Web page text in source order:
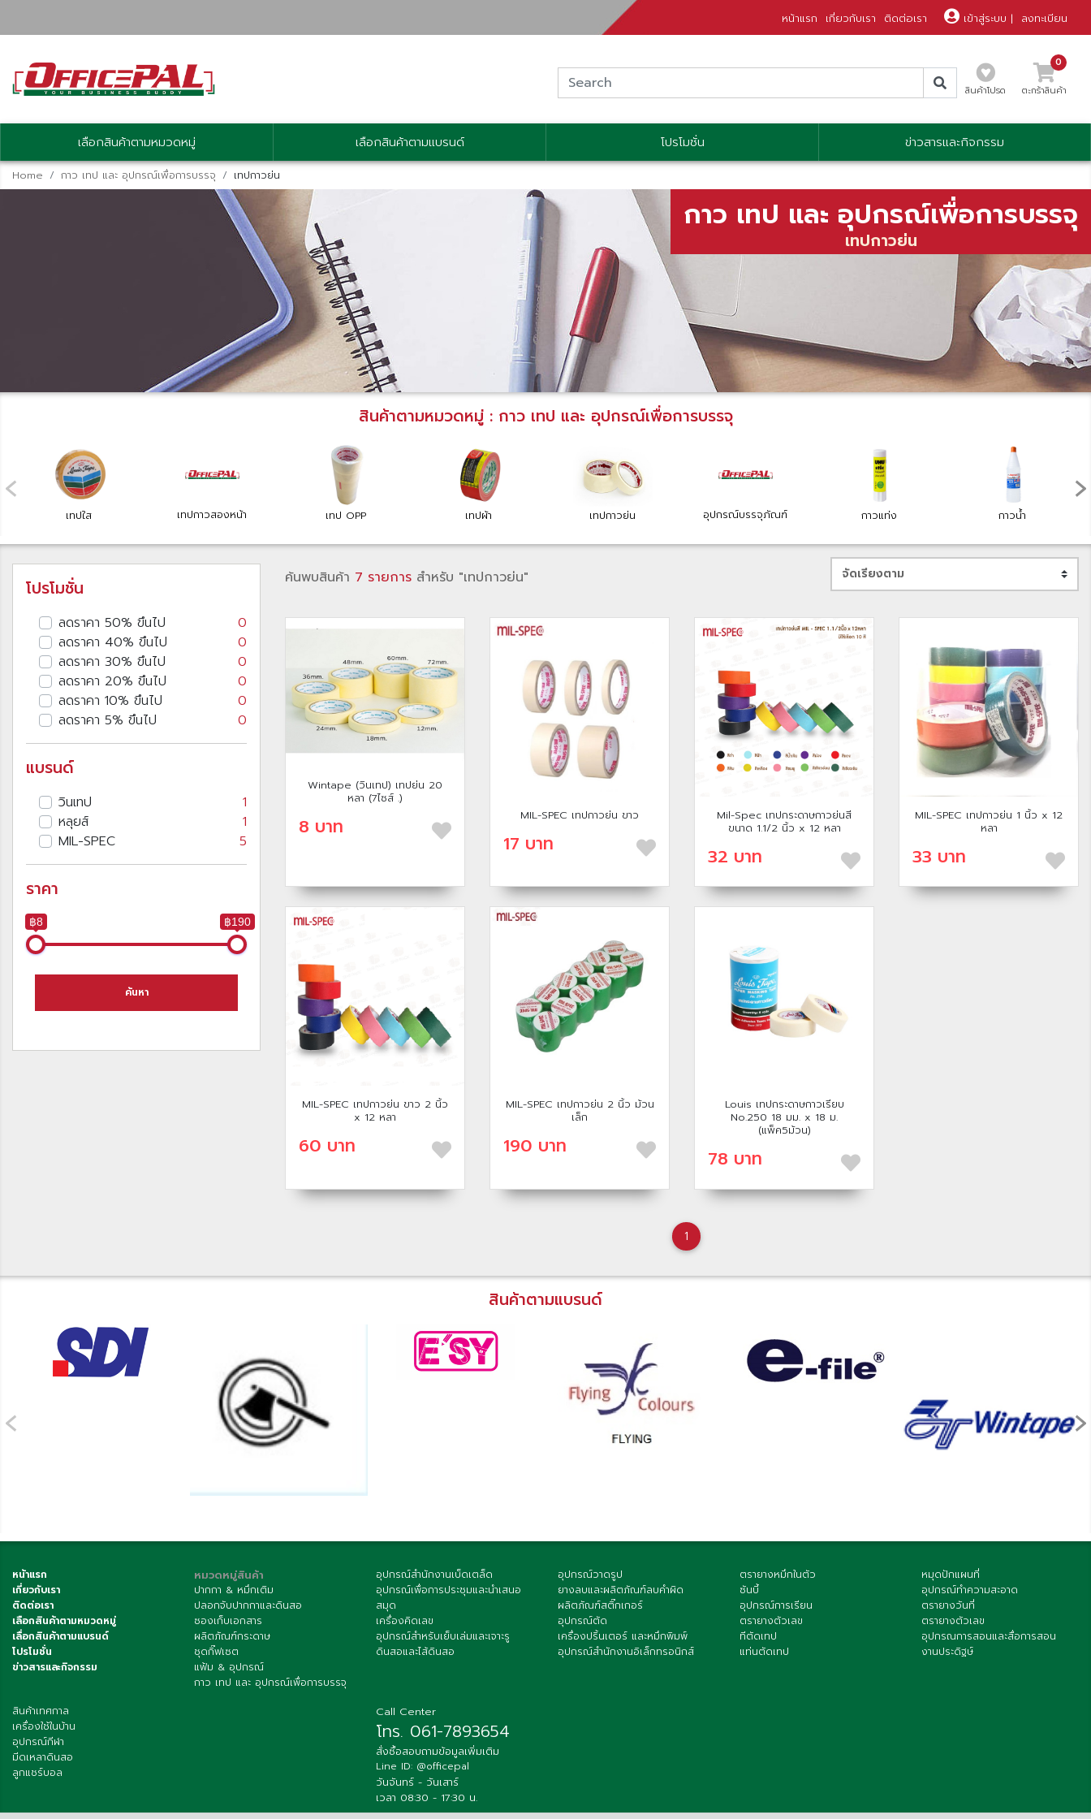
เข้าสู่ระบบ | ลงทะเบียน
หน้าแรก เกี่ยวกับเรา ติดต่อเรา
สินค้าโปรด ตะกร้าสินค้า
0
เลือกสินค้าตามหมวดหมู่ เลือกสินค้าตามแบรนด์ โปรโมชั่น ข่าวสารและกิจกรรม
Home กาว เทป และ อุปกรณ์เพื่อการบรรจุ เทปกาวย่น
กาว เทป และ อุปกรณ์เพื่อการบรรจุ
เทปกาวย่น
สินค้าตามหมวดหมู่ : กาว เทป และ อุปกรณ์เพื่อการบรรจุ
เทปใส เทปกาวสองหน้า เทป OPP เทปผ้า เทปกาวย่น อุปกรณ์บรรจุภัณฑ์ กาวแท่ง กาวน้ำ
‹ ›
โปรโมชั่น
ลดราคา 50% ขึนไป
0
ลดราคา 40% ขึนไป
0
ลดราคา 30% ขึนไป
0
ลดราคา 20% ขึนไป
0
ลดราคา 10% ขึนไป
0
ลดราคา 5% ขึนไป
0
แบรนด์
วินเทป
1
หลุยส์
1
MIL-SPEC
5
ราคา
฿8 ฿190
ค้นหา
ค้นพบสินค้า 7 รายการ สำหรับ "เทปกาวย่น"
Wintape (วินเทป) เทปย่น 20
หลา (7ไซส์ .)
8 บาท MIL-SPEC เทปกาวย่น ขาว
17 บาท
Mil-Spec เทปกระดาษกาวย่นสี
ขนาด 1.1/2 นิ้ว x 12 หลา
32 บาท
MIL-SPEC เทปกาวย่น 1 นิ้ว x 12
หลา
33 บาท
MIL-SPEC เทปกาวย่น ขาว 2 นิ้ว
x 12 หลา
60 บาท
MIL-SPEC เทปกาวย่น 2 นิ้ว ม้วน
เล็ก
190 บาท
Louis เทปกระดาษกาวเรียบ
No.250 18 มม. x 18 ม.
(แพ็ค5ม้วน)
78 บาท
1
สินค้าตามแบรนด์
‹ ›
หน้าแรก
เกี่ยวกับเรา
ติดต่อเรา
เลือกสินค้าตามหมวดหมู่
เลื่อกสินค้าตามแบรนด์
โปรโมชั่น
ข่าวสารและกิจกรรม
หมวดหมู่สินค้า
ปากกา & หมึกเติม
ปลอกจับปากกาและดินสอ
ซองเก็บเอกสาร
ผลิตภัณฑ์กระดาษ
ชุดกิ๊ฟเซต
แฟ้ม & อุปกรณ์
กาว เทป และ อุปกรณ์เพื่อการบรรจุ
อุปกรณ์สำนักงานเบ็ดเตล็ด
อุปกรณ์เพื่อการประชุมและนำเสนอ
สมุด
เครื่องคิดเลข
อุปกรณ์สำหรับเย็บเล่มและเจาะรู
ดินสอและไส้ดินสอ
อุปกรณ์วาดรูป
ยางลบและผลิตภัณฑ์ลบคำผิด
ผลิตภัณฑ์สติ๊กเกอร์
อุปกรณ์ตัด
เครื่องปริ้นเตอร์ และหมึกพิมพ์
อุปกรณ์สำนักงานอิเล็กทรอนิกส์
ตรายางหมึกในตัว
ซันบี้
อุปกรณ์การเรียน
ตรายางตัวเลข
ทีตัดเทป
แท่นตัดเทป
หมุดปักแผนที่
อุปกรณ์ทำความสะอาด
ตรายางวันที่
ตรายางตัวเลข
อุปกรณการสอนและสื่อการสอน
งานประดิฐษ์
สินค้าเทศกาล
เครื่องใช้ในบ้าน
อุปกรณ์กีฬา
มีดเหลาดินสอ
ลูกแชร์บอล
Call Center
โทร. 061-7893654
สั่งซื้อสอบถามข้อมูลเพิ่มเติม
Line ID: @officepal
วันจันทร์ - วันเสาร์
เวลา 08:30 - 17:30 น.